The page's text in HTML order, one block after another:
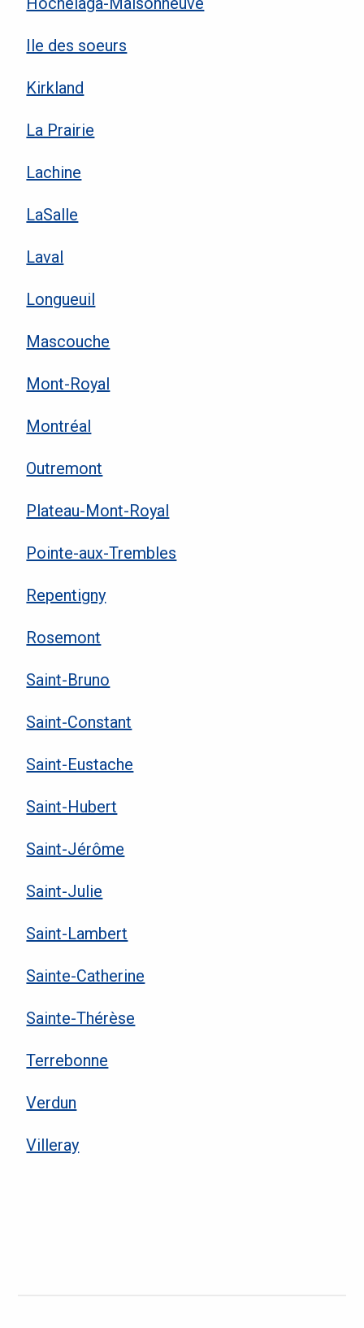
Ile des soeurs
Kirkland
La Prairie
Lachine
LaSalle
Laval
Longueuil
Mascouche
Mont-Royal
Montréal
Outremont
Plateau-Mont-Royal
Pointe-aux-Trembles
Repentigny
Rosemont
Saint-Bruno
Saint-Constant
Saint-Eustache
Saint-Hubert
Saint-Jérôme
Saint-Julie
Saint-Lambert
Sainte-Catherine
Sainte-Thérèse
Terrebonne
Verdun
Villeray